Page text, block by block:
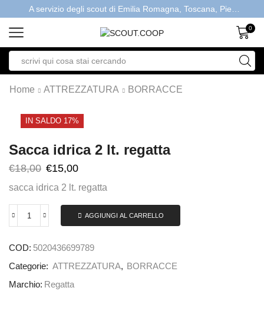
0
Home ATTREZZATURA BORRACCE
IN SALDO 17%
Sacca idrica 2 lt. regatta
€18,00 €15,00
sacca idrica 2 lt. regatta
AGGIUNGI AL CARRELLO
COD: 5020436699789
Categorie: ATTREZZATURA, BORRACCE
Marchio: Regatta